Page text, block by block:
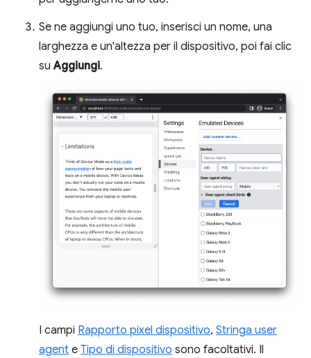
Se ne aggiungi uno tuo, inserisci un nome, una
larghezza e un'altezza per il dispositivo, poi fai clic
suAggiungi.
I campi Rapporto pixel dispositivo, Stringa user
agent e Tipo di dispositivo sono facoltativi. Il